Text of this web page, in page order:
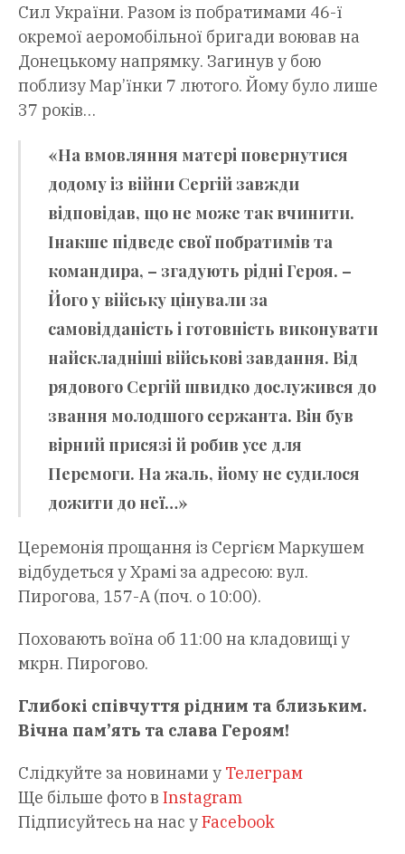
Сил України. Разом із побратимами 46-ї
окремої аеромобільної бригади воював на
Донецькому напрямку. Загинув у бою
поблизу Мар’їнки 7 лютого. Йому було лише
37 років…
«На вмовляння матері повернутися
додому із війни Сергій завжди
відповідав, що не може так вчинити.
Інакше підведе свої побратимів та
командира, – згадують рідні Героя. –
Його у війську цінували за
самовідданість і готовність виконувати
найскладніші військові завдання. Від
рядового Сергій швидко дослужився до
звання молодшого сержанта. Він був
вірний присязі й робив усе для
Перемоги. На жаль, йому не судилося
дожити до неї…»
Церемонія прощання із Сергієм Маркушем
відбудеться у Храмі за адресою: вул.
Пирогова, 157-А (поч. о 10:00).
Поховають воїна об 11:00 на кладовищі у
мкрн. Пирогово.
Глибокі співчуття рідним та близьким.
Вічна пам’ять та слава Героям!
Слідкуйте за новинами у Телеграм
Ще більше фото в Instagram
Підписуйтесь на нас уFacebook